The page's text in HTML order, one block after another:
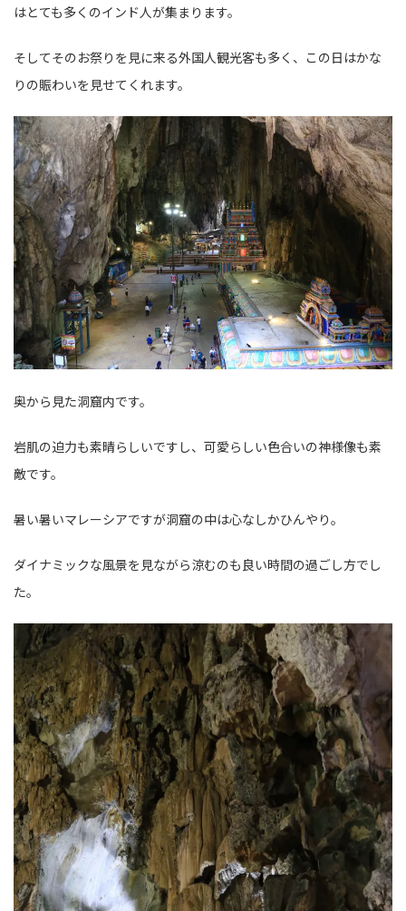
はとても多くのインド人が集まります。
そしてそのお祭りを見に来る外国人観光客も多く、この日はかな
りの賑わいを見せてくれます。
奥から見た洞窟内です。
岩肌の迫力も素晴らしいですし、可愛らしい色合いの神様像も素
敵です。
暑い暑いマレーシアですが洞窟の中は心なしかひんやり。
ダイナミックな風景を見ながら涼むのも良い時間の過ごし方でし
た。